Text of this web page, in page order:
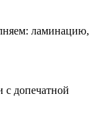
ламинацию,
с допечатной